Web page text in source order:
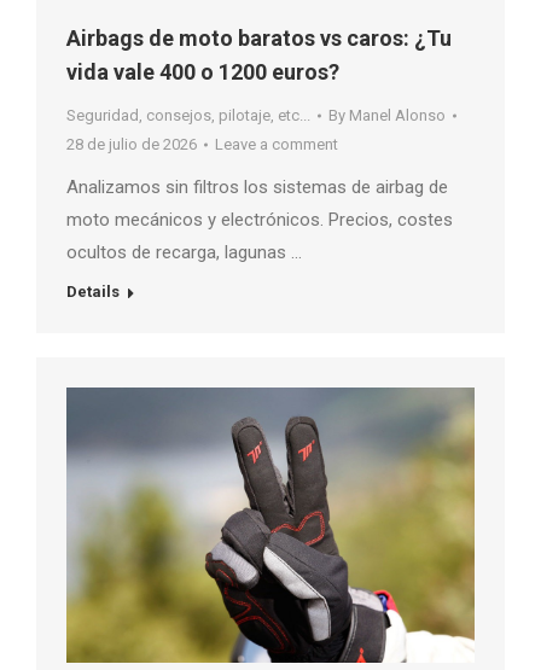
Airbags de moto baratos vs caros: ¿Tu
vida vale 400 o 1200 euros?
Seguridad, consejos, pilotaje, etc... By Manel Alonso
28 de julio de 2026
Leave a comment
Analizamos sin filtros los sistemas de airbag de
moto mecánicos y electrónicos. Precios, costes
ocultos de recarga, lagunas …
Details